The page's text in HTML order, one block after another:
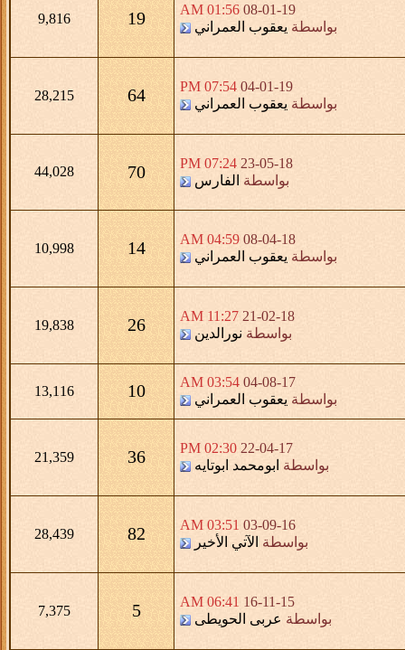
08-01-19
01:56 AM
بواسطة يعقوب العمراني 19
9,816
04-01-19
07:54 PM
بواسطة يعقوب العمراني 64
28,215
23-05-18
07:24 PM
بواسطة الفارس 70
44,028
08-04-18
04:59 AM
بواسطة يعقوب العمراني 14
10,998
21-02-18
11:27 AM
بواسطة نورالدين 26
19,838
04-08-17
03:54 AM
بواسطة يعقوب العمراني 10
13,116
22-04-17
02:30 PM
بواسطة ابومحمد ابوتايه 36
21,359
03-09-16
03:51 AM
بواسطة الآتي الأخير 82
28,439
16-11-15
06:41 AM
بواسطة عربى الحويطى 5
7,375